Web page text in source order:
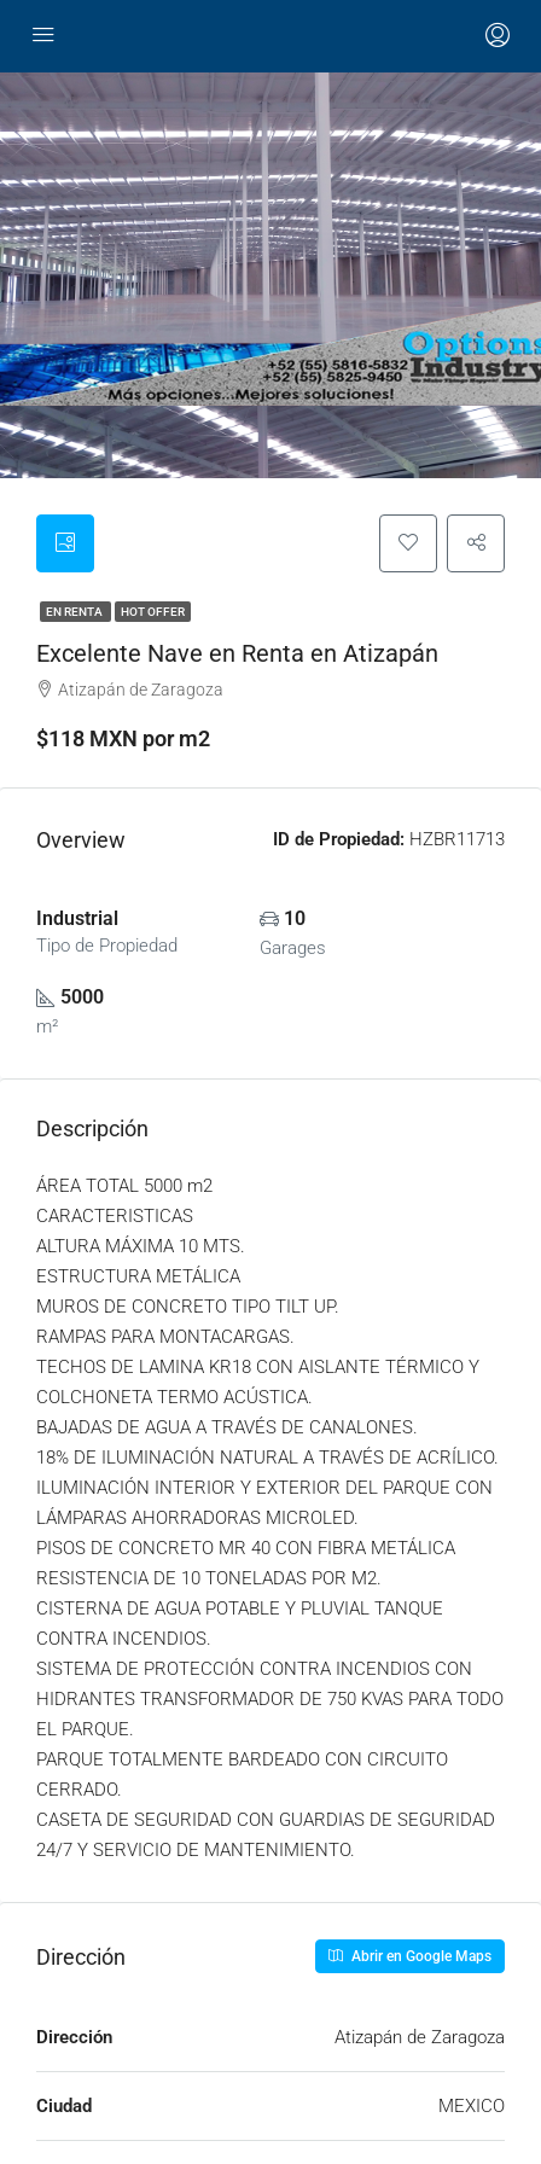
EN RENTA HOT OFFER
Excelente Nave en Renta en Atizapán
Atizapán de Zaragoza
$118 MXN por m2
Overview ID de Propiedad: HZBR11713
Industrial
Tipo de Propiedad
10
Garages
5000
m²
Descripción
ÁREA TOTAL 5000 m2
CARACTERISTICAS
ALTURA MÁXIMA 10 MTS.
ESTRUCTURA METÁLICA
MUROS DE CONCRETO TIPO TILT UP.
RAMPAS PARA MONTACARGAS.
TECHOS DE LAMINA KR18 CON AISLANTE TÉRMICO Y
COLCHONETA TERMO ACÚSTICA.
BAJADAS DE AGUA A TRAVÉS DE CANALONES.
18% DE ILUMINACIÓN NATURAL A TRAVÉS DE ACRÍLICO.
ILUMINACIÓN INTERIOR Y EXTERIOR DEL PARQUE CON
LÁMPARAS AHORRADORAS MICROLED.
PISOS DE CONCRETO MR 40 CON FIBRA METÁLICA
RESISTENCIA DE 10 TONELADAS POR M2.
CISTERNA DE AGUA POTABLE Y PLUVIAL TANQUE
CONTRA INCENDIOS.
SISTEMA DE PROTECCIÓN CONTRA INCENDIOS CON
HIDRANTES TRANSFORMADOR DE 750 KVAS PARA TODO
EL PARQUE.
PARQUE TOTALMENTE BARDEADO CON CIRCUITO
CERRADO.
CASETA DE SEGURIDAD CON GUARDIAS DE SEGURIDAD
24/7 Y SERVICIO DE MANTENIMIENTO.
Dirección Abrir en Google Maps
Dirección Atizapán de Zaragoza
Ciudad MEXICO